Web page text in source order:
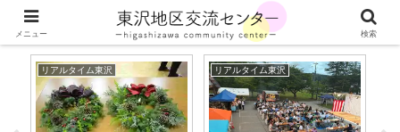
山形県川西町の東沢地区の最新情報をお届けします
リアルタイム東沢 リアルタイム東沢
メニュー 検索